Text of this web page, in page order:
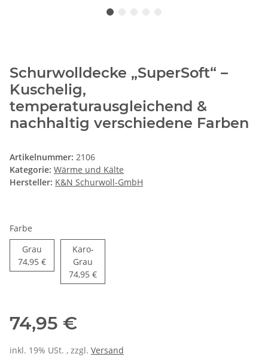
Schurwolldecke „SuperSoft“ –
Kuschelig,
temperaturausgleichend &
nachhaltig verschiedene Farben
Artikelnummer: 2106
Kategorie: Wärme und Kälte
Hersteller: K&N Schurwoll-GmbH
Farbe
Grau
74,95 €
Karo-
Grau
74,95 €
74,95 €
inkl. 19% USt. , zzgl. Versand